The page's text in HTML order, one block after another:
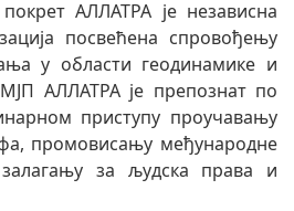
АЛЛАТРА је независна
посвећена спровођењу
у области геодинамике и
АЛЛАТРА је препознат по
приступу проучавању
промовисању међународне
за људска права и